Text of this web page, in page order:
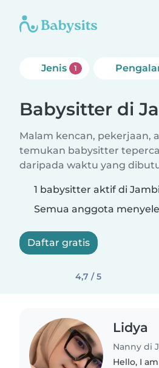
Jenis 1
Babysitter di
Malam kencan, pekerjaan,
temukan babysitter
daripada waktu yang
1 babysitter aktif di
Semua anggota
Daftar gratis
4,7 / 5
Lidya
Nanny di
Hello, I